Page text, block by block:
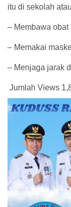
itu di sekolah
– Membawa obat
– Memakai
– Menjaga jarak
Jumlah Views